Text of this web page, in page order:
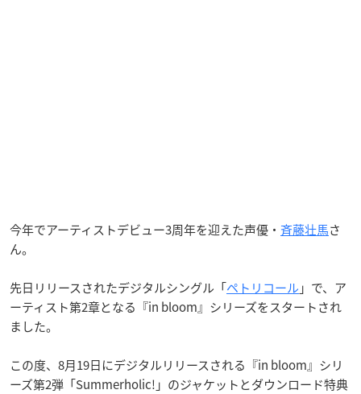
今年でアーティストデビュー3周年を迎えた声優・ 斉藤壮馬さ
ん。
先日リリースされたデジタルシングル「ペトリコール 」で、ア
ーティスト第2章となる『in bloom』シリーズをスタートされ
ました。
この度、8月19日にデジタルリリースされる『in bloom』シリ
ーズ第2弾「Summerholic!」のジャケットとダウンロード特典